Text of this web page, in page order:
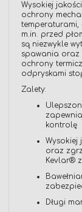
Wysokiej
ochrony
temperaturami,
m.in. przed
są niezwykle
spawania oraz
ochrony
odpryskami
Zalety:
kontrolę
oraz
Kevlar®
Długi